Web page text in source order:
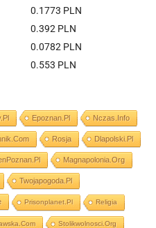
0.1773 PLN
0.392 PLN
0.0782 PLN
0.553 PLN
Epoznan.pl Nczas.info
Rosja Dlapolski.pl
Magnapolonia.org
Twojapogoda.pl
Prisonplanet.pl Religia
Stolikwolnosci.org